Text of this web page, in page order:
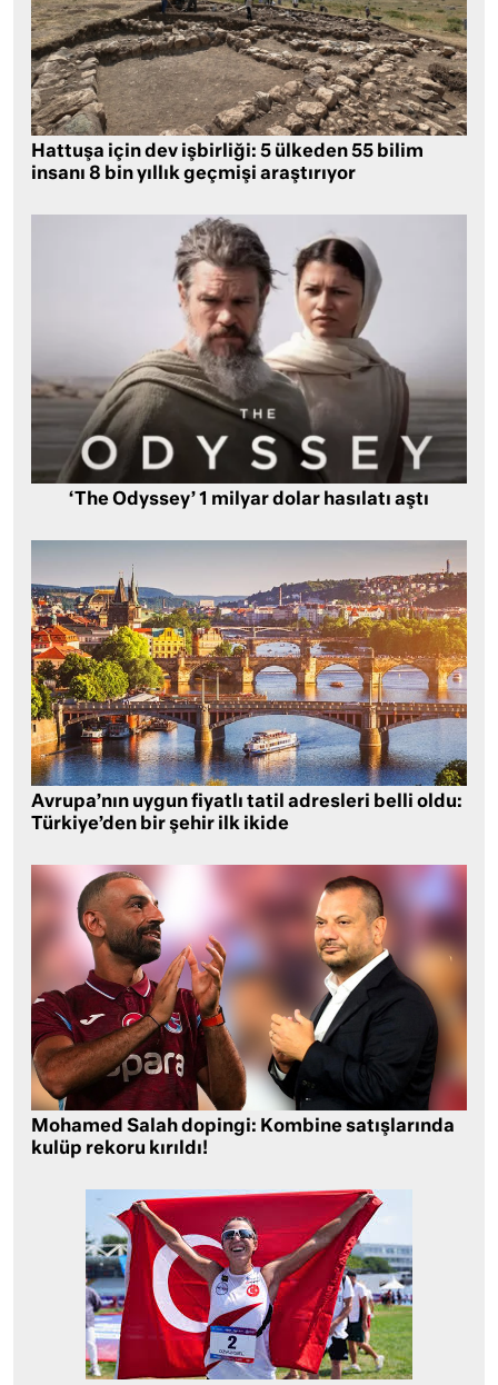
Hattuşa için dev işbirliği: 5 ülkeden 55 bilim
insanı 8 bin yıllık geçmişi araştırıyor
‘The Odyssey’ 1 milyar dolar hasılatı aştı
Avrupa’nın uygun fiyatlı tatil adresleri belli oldu:
Türkiye’den bir şehir ilk ikide
Mohamed Salah dopingi: Kombine satışlarında
kulüp rekoru kırıldı!